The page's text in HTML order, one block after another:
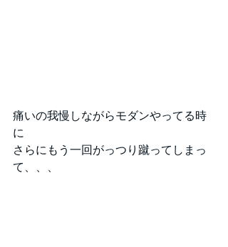
痛いの我慢しながらモダンやってる時
に
さらにもう一回がっつり蹴ってしまっ
て、、、